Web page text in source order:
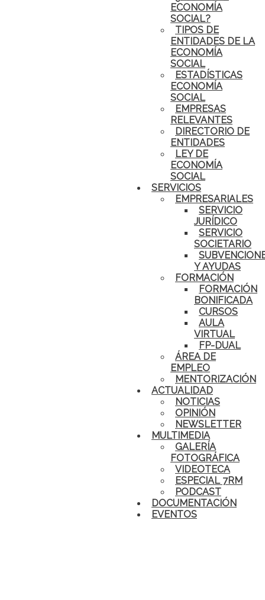
ECONOMÍA
SOCIAL?
TIPOS DE
ENTIDADES DE LA
ECONOMÍA
SOCIAL
ESTADÍSTICAS
ECONOMÍA
SOCIAL
EMPRESAS
RELEVANTES
DIRECTORIO DE
ENTIDADES
LEY DE
ECONOMÍA
SOCIAL
SERVICIOS
EMPRESARIALES
SERVICIO
JURÍDICO
SERVICIO
SOCIETARIO
Y AYUDAS
FORMACIÓN
FORMACIÓN
BONIFICADA
CURSOS
AULA
VIRTUAL
FP-DUAL
ÁREA DE
EMPLEO
MENTORIZACIÓN
ACTUALIDAD
NOTICIAS
OPINIÓN
NEWSLETTER
MULTIMEDIA
GALERÍA
FOTOGRÁFICA
VIDEOTECA
ESPECIAL 7RM
PODCAST
DOCUMENTACIÓN
EVENTOS